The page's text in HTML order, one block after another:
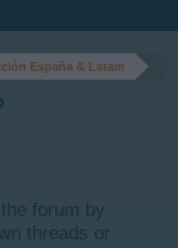
España & Latam
forum by
threads or